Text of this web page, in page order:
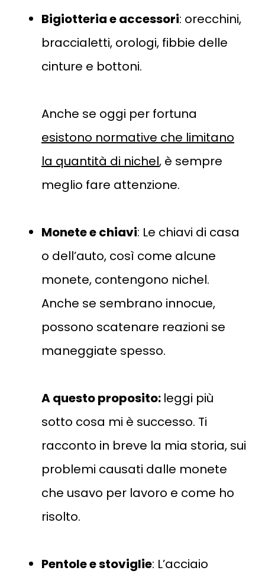
Bigiotteria e accessori: orecchini,
braccialetti, orologi, fibbie delle
cinture e bottoni.
Anche se oggi per fortuna
esistono normative che limitano
la quantità di nichel, è sempre
meglio fare attenzione.
Monete e chiavi: Le chiavi di casa
o dell’auto, così come alcune
monete, contengono nichel.
Anche se sembrano innocue,
possono scatenare reazioni se
maneggiate spesso.
A questo proposito: leggi più
sotto cosa mi è successo. Ti
racconto in breve la mia storia, sui
problemi causati dalle monete
che usavo per lavoro e come ho
risolto.
Pentole e stoviglie: L’acciaio